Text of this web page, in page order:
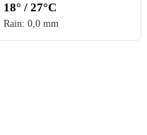
18° / 27°C
Rain: 0,0 mm